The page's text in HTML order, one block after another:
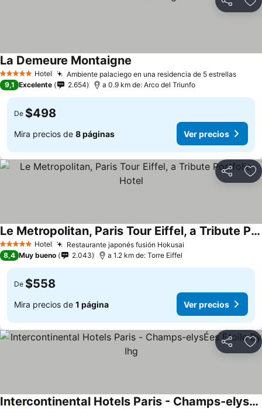
Compartir
5 Estrellas Hotel Ambiente palaciego en una residencia de 5 estrellas
La Demeure Montaigne
9,1 Excelente 2.654 a 0.9 km de: Arco del Triunfo
De $498
Mira precios de 8 páginas Ver precios
Compartir
5 Estrellas Hotel Restaurante japonés fusión Hokusai
Le Metropolitan, Paris Tour Eiffel, a Tribute Portfolio Hotel
8,4 Muy bueno 2.043 a 1.2 km de: Torre Eiffel
De $558
Mira precios de 1 página Ver precios
Compartir
Intercontinental Hotels Paris - Champs-elysÉes Etoile By Ihg